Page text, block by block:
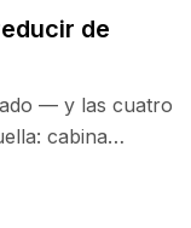
de
— y las cuatro
cabina